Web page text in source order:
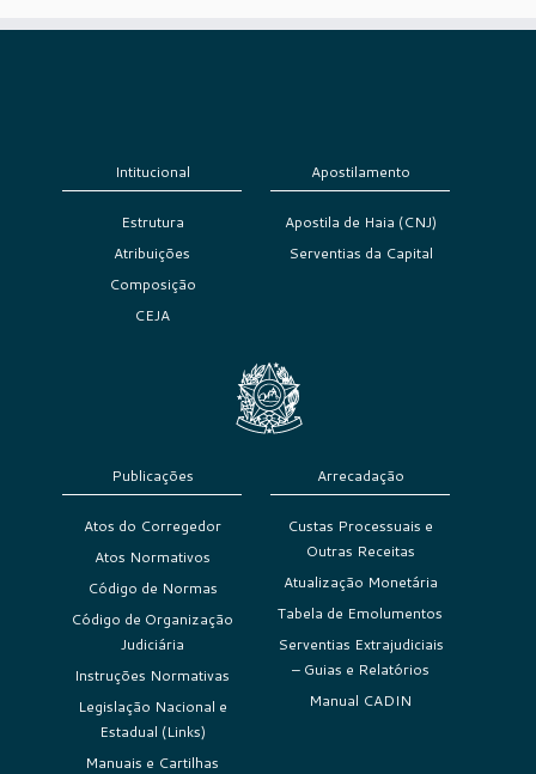
Intitucional
Estrutura
Atribuições
Composição
CEJA
Apostilamento
Apostila de Haia (CNJ)
Serventias da Capital
Publicações
Atos do Corregedor
Atos Normativos
Código de Normas
Código de Organização
Judiciária
Instruções Normativas
Legislação Nacional e
Estadual (Links)
Manuais e Cartilhas
Arrecadação
Custas Processuais e
Outras Receitas
Atualização Monetária
Tabela de Emolumentos
Serventias Extrajudiciais
– Guias e Relatórios
Manual CADIN